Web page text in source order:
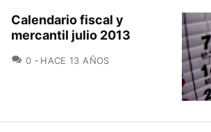
Calendario fiscal y
mercantil julio 2013
0 COMENTARIOS
HACE 13 AÑOS